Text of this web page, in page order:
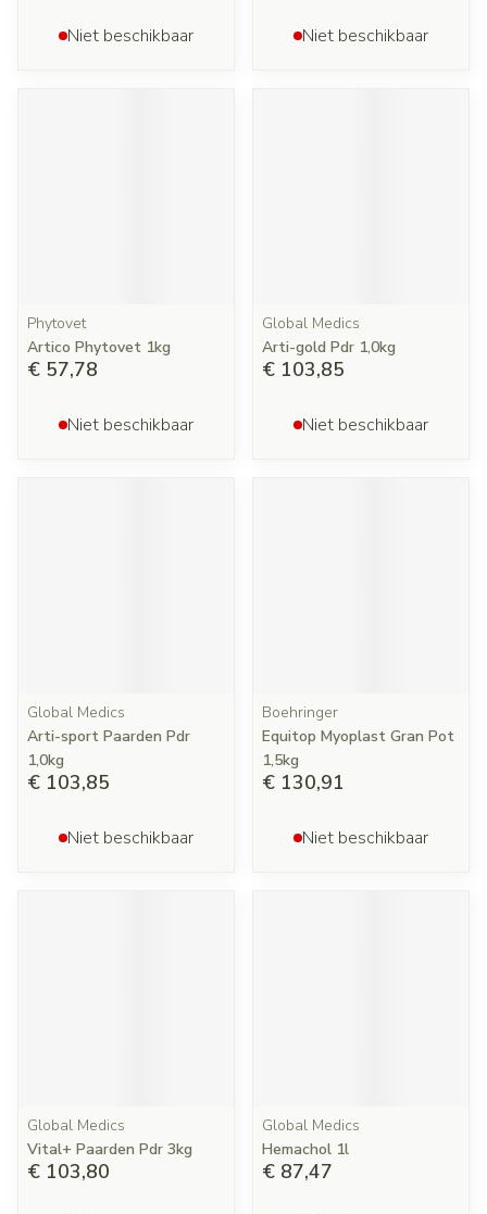
Niet beschikbaar Niet beschikbaar
Phytovet
Artico Phytovet 1kg
€ 57,78
Niet beschikbaar
Global Medics
Arti-gold Pdr 1,0kg
€ 103,85
Niet beschikbaar
Global Medics
Arti-sport Paarden Pdr
1,0kg
€ 103,85
Niet beschikbaar
Boehringer
Equitop Myoplast Gran Pot
1,5kg
€ 130,91
Niet beschikbaar
Global Medics
Vital+ Paarden Pdr 3kg
€ 103,80
Global Medics
Hemachol 1l
€ 87,47